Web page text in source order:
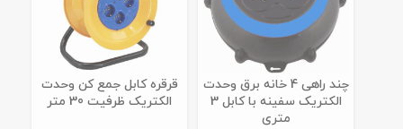
چند راهی 4 خانه برق وحدت
الکتریک سفینه با کابل 3
متری
قرقره کابل جمع کن وحدت
الکتریک ظرفیت 30 متر